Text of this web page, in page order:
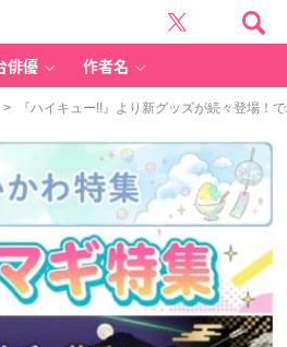
俳優 作者名
> 『ハイキュー!!』より新グッズが続々登場！